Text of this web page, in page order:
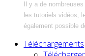
Il y a de
les tutoriels vidéos,
également possible
Téléchargements